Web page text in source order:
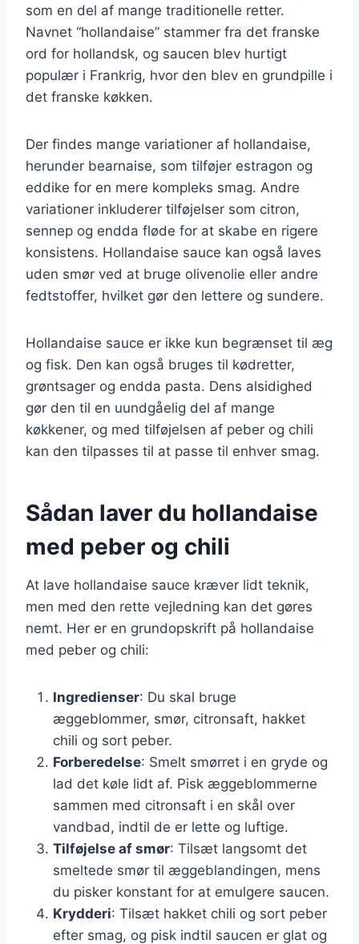
som en del af mange traditionelle retter.
Navnet “hollandaise” stammer fra det franske
ord for hollandsk, og saucen blev hurtigt
populær i Frankrig, hvor den blev en grundpille i
det franske køkken.
Der findes mange variationer af hollandaise,
herunder bearnaise, som tilføjer estragon og
eddike for en mere kompleks smag. Andre
variationer inkluderer tilføjelser som citron,
sennep og endda fløde for at skabe en rigere
konsistens. Hollandaise sauce kan også laves
uden smør ved at bruge olivenolie eller andre
fedtstoffer, hvilket gør den lettere og sundere.
Hollandaise sauce er ikke kun begrænset til æg
og fisk. Den kan også bruges til kødretter,
grøntsager og endda pasta. Dens alsidighed
gør den til en uundgåelig del af mange
køkkener, og med tilføjelsen af peber og chili
kan den tilpasses til at passe til enhver smag.
Sådan laver du hollandaise
med peber og chili
At lave hollandaise sauce kræver lidt teknik,
men med den rette vejledning kan det gøres
nemt. Her er en grundopskrift på hollandaise
med peber og chili:
Ingredienser: Du skal bruge
æggeblommer, smør, citronsaft, hakket
chili og sort peber.
Forberedelse: Smelt smørret i en gryde og
lad det køle lidt af. Pisk æggeblommerne
sammen med citronsaft i en skål over
vandbad, indtil de er lette og luftige.
Tilføjelse af smør: Tilsæt langsomt det
smeltede smør til æggeblandingen, mens
du pisker konstant for at emulgere saucen.
Krydderi: Tilsæt hakket chili og sort peber
efter smag, og pisk indtil saucen er glat og